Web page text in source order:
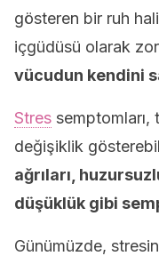
gösteren bir ruh
içgüdüsü olarak
vücudun kendini
Stres
değişiklik
ağrıları,
düşüklük gibi
Günümüzde, stresin